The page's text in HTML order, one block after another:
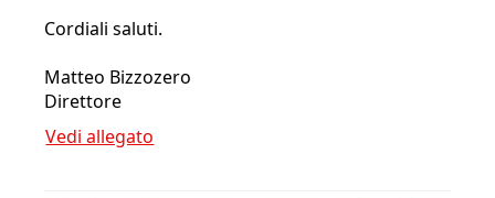
Cordiali saluti.
Matteo Bizzozero
Direttore
Vedi allegato